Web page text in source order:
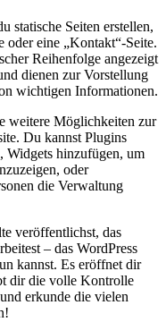
statische Seiten erstellen,
oder eine „Kontakt“-Seite.
Reihenfolge angezeigt
dienen zur Vorstellung
wichtigen Informationen.
weitere Möglichkeiten zur
Du kannst Plugins
Widgets hinzufügen, um
oder
die Verwaltung
veröffentlichst, das
– das WordPress
kannst. Es eröffnet dir
dir die volle Kontrolle
erkunde die vielen